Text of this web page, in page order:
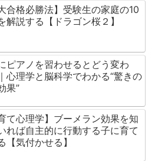
合格必勝法】受験生の家庭の10
解説する【ドラゴン桜２】
ピアノを習わせるとどう変わ
心理学と脳科学でわかる“驚きの
果”
て心理学】ブーメラン効果を知
れば自主的に行動する子に育て
【気付かせる】